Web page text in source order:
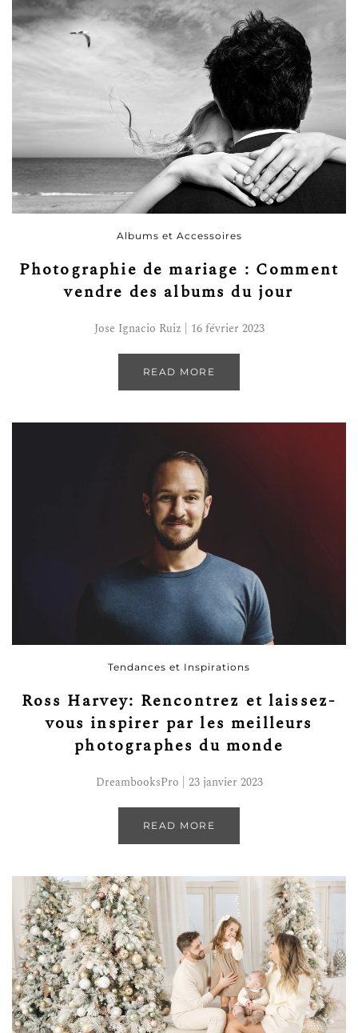
Albums et Accessoires
Photographie de mariage : Comment
vendre des albums du jour
Jose Ignacio Ruiz | 16 février 2023
READ MORE
Tendances et Inspirations
Ross Harvey: Rencontrez et laissez-
vous inspirer par les meilleurs
photographes du monde
DreambooksPro | 23 janvier 2023
READ MORE